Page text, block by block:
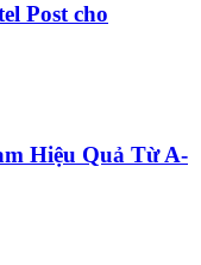
Post cho
Hiệu Quả Từ A-